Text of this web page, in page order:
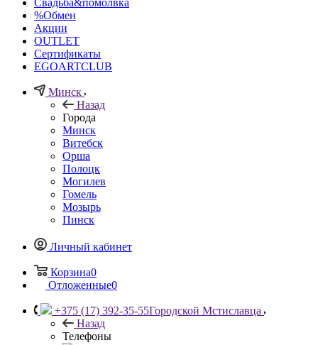
Свадьба&помолвка
%Обмен
Акции
OUTLET
Сертификаты
EGOARTCLUB
Минск
Назад
Города
Минск
Витебск
Орша
Полоцк
Могилев
Гомель
Мозырь
Пинск
Личный кабинет
Корзина0
Отложенные0
+375 (17) 392-35-55Городской Мстиславца
Назад
Телефоны